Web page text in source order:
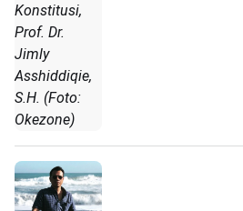
Konstitusi,
Prof. Dr.
Jimly
Asshiddiqie,
S.H. (Foto:
Okezone)